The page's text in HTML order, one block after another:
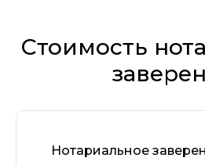
Стоимость
Нотариальное